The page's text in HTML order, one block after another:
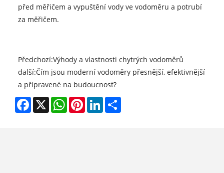
před měřičem a vypuštění vody ve vodoměru a potrubí
za měřičem.
Předchozí:Výhody a vlastnosti chytrých vodoměrů
další:Čím jsou moderní vodoměry přesnější, efektivnější
a připravené na budoucnost?
Facebook
X WhatsAppPinterestLinkedInShare